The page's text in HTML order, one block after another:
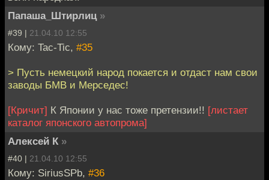
Папаша_Штирлиц »
#39 | 21.04.10 12:55
Кому: Tac-Tic, #35
> Пусть немецкий народ покается и отдаст нам свои
заводы БМВ и Мерседес!
[Кричит] К Японии у нас тоже претензии!! [листает
каталог японского автопрома]
Алексей К »
#40 | 21.04.10 12:55
Кому: SiriusSPb, #36